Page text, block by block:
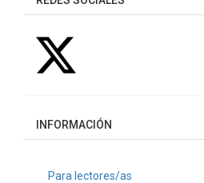
INFORMACIÓN
Para lectores/as